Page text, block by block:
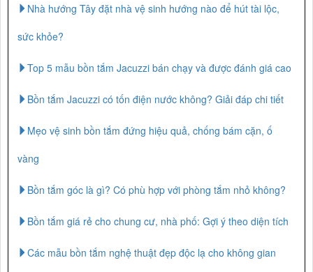
Nhà hướng Tây đặt nhà vệ sinh hướng nào để hút tài lộc,
sức khỏe?
Top 5 mẫu bồn tắm Jacuzzi bán chạy và được đánh giá cao
Bồn tắm Jacuzzi có tốn điện nước không? Giải đáp chi tiết
Mẹo vệ sinh bồn tắm đứng hiệu quả, chống bám cặn, ố
vàng
Bồn tắm góc là gì? Có phù hợp với phòng tắm nhỏ không?
Bồn tắm giá rẻ cho chung cư, nhà phố: Gợi ý theo diện tích
Các mẫu bồn tắm nghệ thuật đẹp độc lạ cho không gian